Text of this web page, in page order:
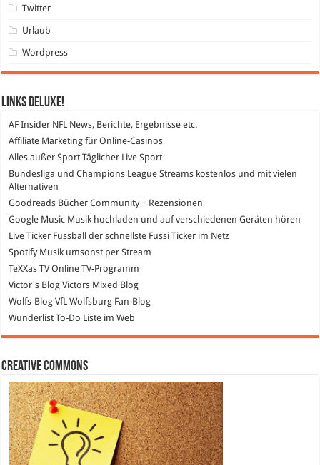
Twitter
Urlaub
Wordpress
Links DeLuXe!
AF Insider NFL News, Berichte, Ergebnisse etc.
Affiliate Marketing für Online-Casinos
Alles außer Sport Täglicher Live Sport
Bundesliga und Champions League Streams kostenlos und mit vielen
Alternativen
Goodreads Bücher Community + Rezensionen
Google Music Musik hochladen und auf verschiedenen Geräten hören
Live Ticker Fussball
der schnellste Fussi Ticker im Netz
SpotifyMusik umsonst per Stream
TeXXas TVOnline TV-Programm
Victor's Blog Victors Mixed Blog
Wolfs-Blog VfL Wolfsburg Fan-Blog
Wunderlist To-Do Liste im Web
Creative Commons